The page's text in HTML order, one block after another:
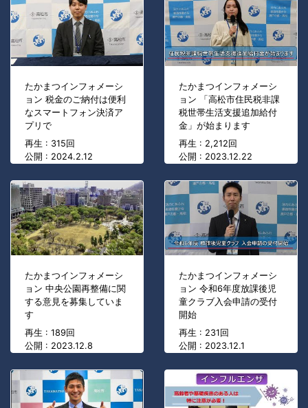
たかまつインフォメーシ
ョン 税金のご納付は便利
なスマートフォン決済ア
プリで
再生 : 315回
公開 : 2024.2.12
たかまつインフォメーシ
ョン 「高松市住民税非課
税世帯生活支援追加給付
金」が始まります
再生 : 2,212回
公開 : 2023.12.22
たかまつインフォメーシ
ョン 中央公園再整備に関
する意見を募集していま
す
再生 : 189回
公開 : 2023.12.8
たかまつインフォメーシ
ョン 令和6年度放課後児
童クラブ入会申請の受付
開始
再生 : 231回
公開 : 2023.12.1